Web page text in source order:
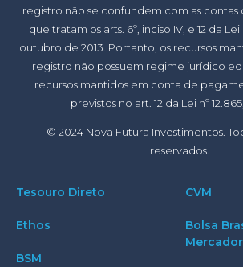
registro não se confundem com as
que tratam os arts. 6º, inciso IV, e 12 da Lei
outubro de 2013. Portanto, os recursos
registro não possuem regime jurídico
recursos mantidos em conta de
previstos no art. 12 da Lei nº
© 2024 Nova Futura Investimentos.
reservados.
Tesouro Direto
Ethos
BSM
CVM
Bolsa